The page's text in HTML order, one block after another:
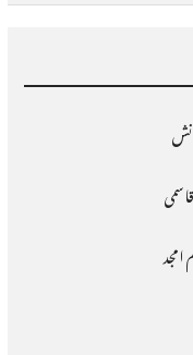
امجد